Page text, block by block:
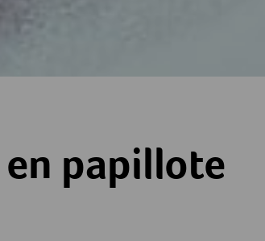
en papillote